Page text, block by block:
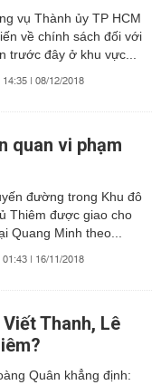
vụ Thành ủy TP HCM
về chính sách đối với
trước đây ở khu vực...
14:35 | 08/12/2018
quan vi phạm
đường trong Khu đô
Thiêm được giao cho
Quang Minh theo...
01:43 | 16/11/2018
Thanh, Lê
Quân khẳng định: